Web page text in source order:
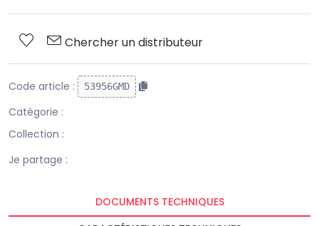
Chercher un distributeur
Code article : 53956GMD
Catégorie :
Collection :
Je partage :
DOCUMENTS TECHNIQUES